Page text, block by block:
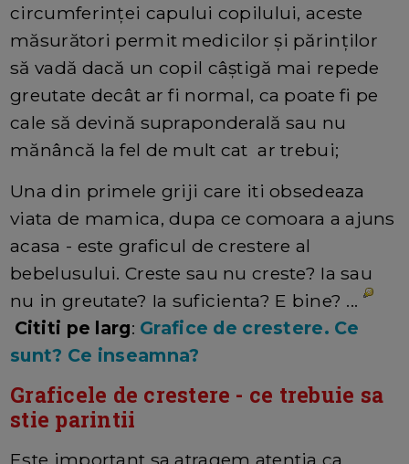
circumferinței capului copilului, aceste
măsurători permit medicilor și părinților
să vadă dacă un copil câștigă mai repede
greutate decât ar fi normal, ca poate fi pe
cale să devină supraponderală sau nu
mănâncă la fel de mult cat ar trebui;
Una din primele griji care iti obsedeaza
viata de mamica, dupa ce comoara a ajuns
acasa - este graficul de crestere al
bebelusului. Creste sau nu creste? Ia sau
nu in greutate? Ia suficienta? E bine? ...
Cititi pe larg: Grafice de crestere. Ce
sunt? Ce inseamna?
Graficele de crestere - ce trebuie sa
stie parintii
Este important sa atragem atentia ca